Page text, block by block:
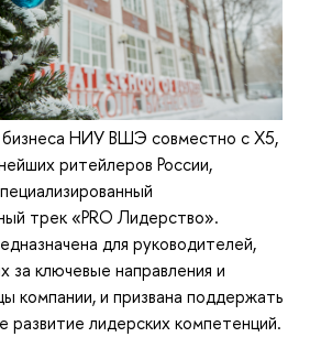
НИУ ВШЭ совместно с Х5,
ритейлеров России,
трек «PRO Лидерство».
для руководителей,
за ключевые направления и
компании, и призвана поддержать
развитие лидерских компетенций.